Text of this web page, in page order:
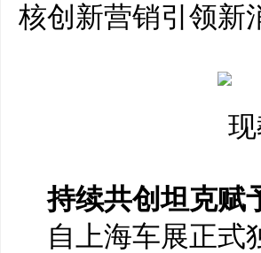
核创新营销引领新
持续共创坦克赋
自上海车展正式